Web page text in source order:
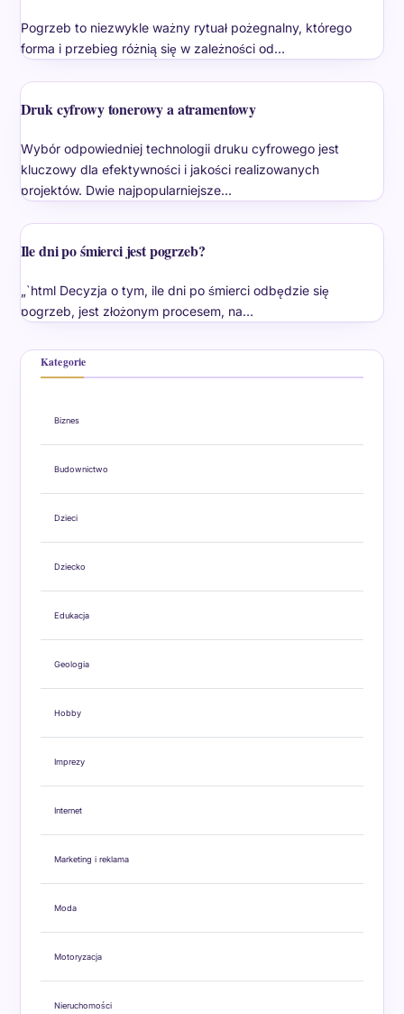
Pogrzeb to niezwykle ważny rytuał pożegnalny, którego
forma i przebieg różnią się w zależności od…
Druk cyfrowy tonerowy a atramentowy
Wybór odpowiedniej technologii druku cyfrowego jest
kluczowy dla efektywności i jakości realizowanych
projektów. Dwie najpopularniejsze…
Ile dni po śmierci jest pogrzeb?
„`html Decyzja o tym, ile dni po śmierci odbędzie się
pogrzeb, jest złożonym procesem, na…
Kategorie
Biznes
Budownictwo
Dzieci
Dziecko
Edukacja
Geologia
Hobby
Imprezy
Internet
Marketing i reklama
Moda
Motoryzacja
Nieruchomości